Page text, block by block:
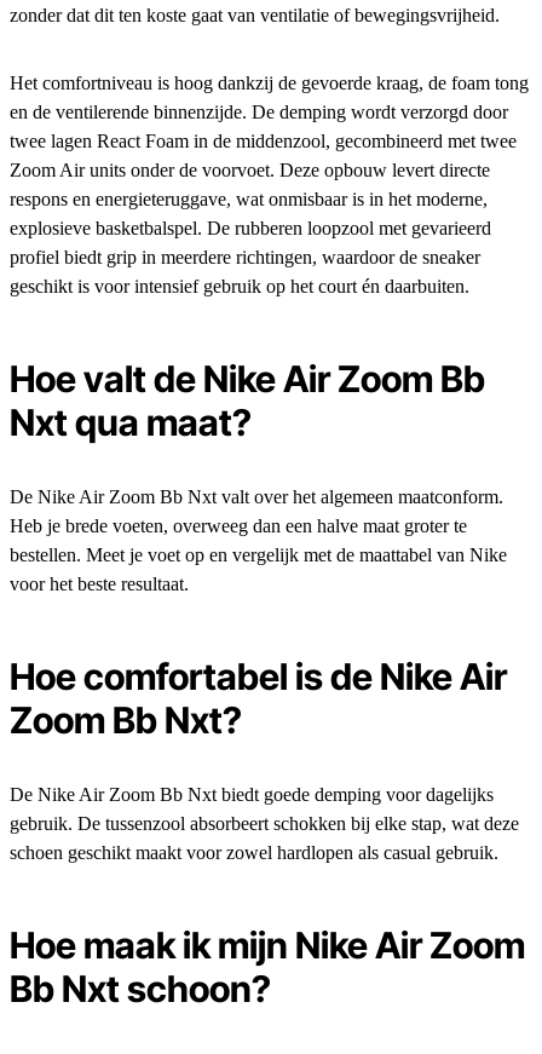
zonder dat dit ten koste gaat van ventilatie of bewegingsvrijheid.
Het comfortniveau is hoog dankzij de gevoerde kraag, de foam tong
en de ventilerende binnenzijde. De demping wordt verzorgd door
twee lagen React Foam in de middenzool, gecombineerd met twee
Zoom Air units onder de voorvoet. Deze opbouw levert directe
respons en energieteruggave, wat onmisbaar is in het moderne,
explosieve basketbalspel. De rubberen loopzool met gevarieerd
profiel biedt grip in meerdere richtingen, waardoor de sneaker
geschikt is voor intensief gebruik op het court én daarbuiten.
Hoe valt de Nike Air Zoom Bb
Nxt qua maat?
De Nike Air Zoom Bb Nxt valt over het algemeen maatconform.
Heb je brede voeten, overweeg dan een halve maat groter te
bestellen. Meet je voet op en vergelijk met de maattabel van Nike
voor het beste resultaat.
Hoe comfortabel is de Nike Air
Zoom Bb Nxt?
De Nike Air Zoom Bb Nxt biedt goede demping voor dagelijks
gebruik. De tussenzool absorbeert schokken bij elke stap, wat deze
schoen geschikt maakt voor zowel hardlopen als casual gebruik.
Hoe maak ik mijn Nike Air Zoom
Bb Nxt schoon?